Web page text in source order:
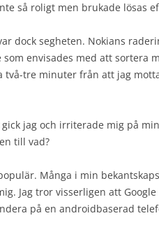
så roligt men brukade lösas
dock segheten. Nokians
envisades med att sortera
två-tre minuter från att jag
gick jag och irriterade mig på
till vad?
Många i min
Jag tror visserligen att
på en androidbaserad